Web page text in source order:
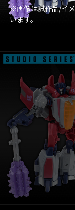
※画像は試作品/イ
います。